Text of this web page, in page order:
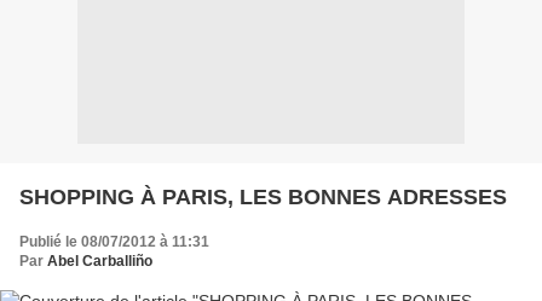
SHOPPING À PARIS, LES BONNES ADRESSES
Publié le 08/07/2012 à 11:31
Par Abel Carballiño